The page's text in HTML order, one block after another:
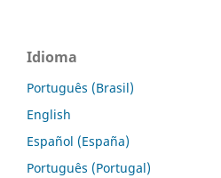
Idioma
Português (Brasil)
English
Español (España)
Português (Portugal)